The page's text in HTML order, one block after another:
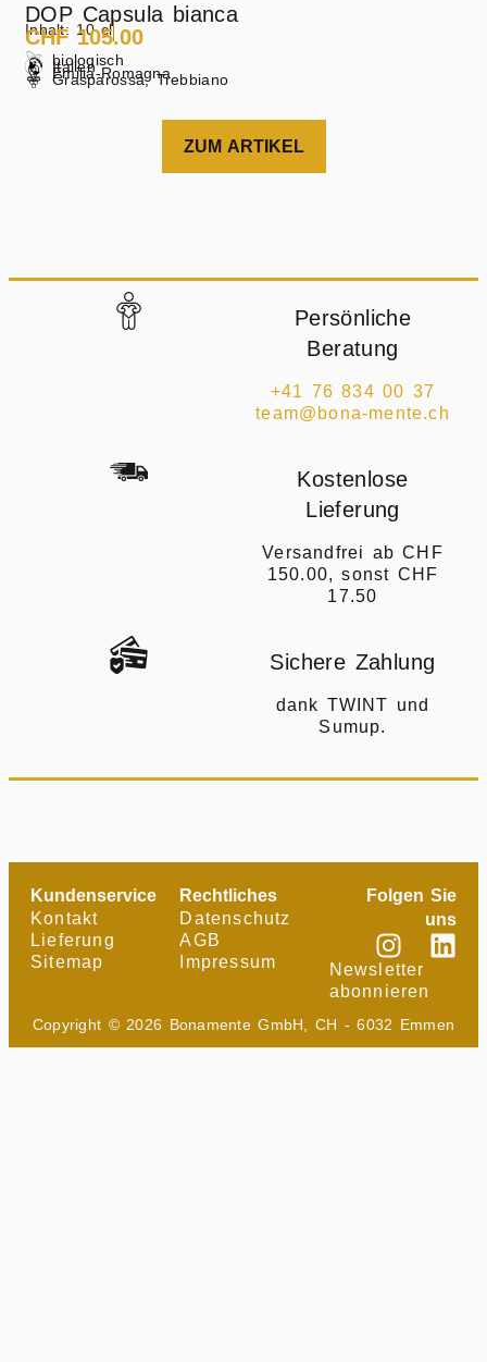
DOP Capsula bianca
Inhalt: 10 cl
CHF 105.00
biologisch
Italien
Emilia-Romagna
Grasparossa, Trebbiano
ZUM ARTIKEL
Persönliche
Beratung
+41 76 834 00 37
team@bona-mente.ch
Kostenlose
Lieferung
Versandfrei ab CHF
150.00, sonst CHF
17.50
Sichere Zahlung
dank TWINT und
Sumup.
Kundenservice
Kontakt
Lieferung
Sitemap
Rechtliches
Datenschutz
AGB
Impressum
Folgen Sie
uns
Newsletter
abonnieren
Copyright © 2026 Bonamente GmbH, CH - 6032 Emmen